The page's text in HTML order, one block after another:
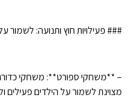
### פעילויות חוץ ותנועה: לשמור
– **משחקי ספורט**: משחקי
מצוינת לשמור על הילדים